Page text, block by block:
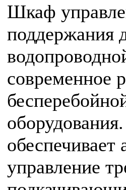
Шкаф
поддержания
современное
обеспечивает
управление